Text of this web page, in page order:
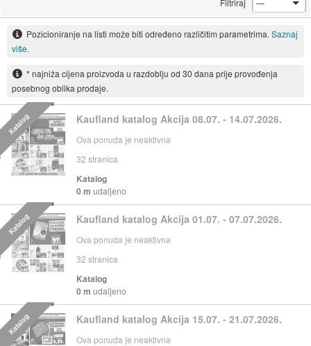
Filtriraj
Pozicioniranje na listi može biti određeno različitim parametrima. Saznaj
više.
* najniža cijena proizvoda u razdoblju od 30 dana prije provođenja
posebnog oblika prodaje.
Kaufland katalog Akcija 08.07. - 14.07.2026.
Ova ponuda je neaktivna
32 stranica
Katalog
0 m udaljeno
Katalog
Kaufland katalog Akcija 01.07. - 07.07.2026.
Ova ponuda je neaktivna
32 stranica
Katalog
0 m udaljeno
Katalog
Kaufland katalog Akcija 15.07. - 21.07.2026.
Ova ponuda je neaktivna
Katalog